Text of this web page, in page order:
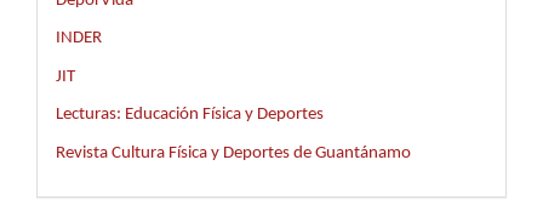
INDER
JIT
Lecturas: Educación Física y Deportes
Revista Cultura Física y Deportes de Guantánamo